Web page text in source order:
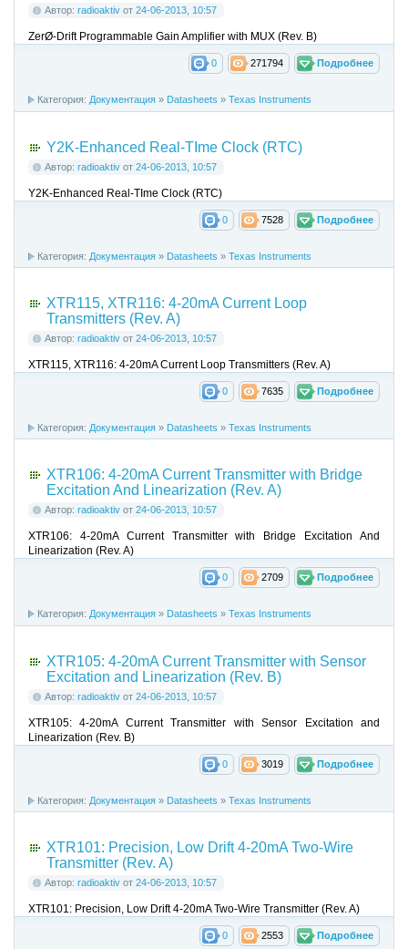
Автор: radioaktiv от 24-06-2013, 10:57
ZerØ-Drift Programmable Gain Amplifier with MUX (Rev. B)
Подробнее
271794
0
Категория: Документация » Datasheets » Texas Instruments
Y2K-Enhanced Real-TIme Clock (RTC)
Автор: radioaktiv от 24-06-2013, 10:57
Y2K-Enhanced Real-TIme Clock (RTC)
Подробнее
7528
0
Категория: Документация » Datasheets » Texas Instruments
XTR115, XTR116: 4-20mA Current Loop
Transmitters (Rev. A)
Автор: radioaktiv от 24-06-2013, 10:57
XTR115, XTR116: 4-20mA Current Loop Transmitters (Rev. A)
Подробнее
7635
0
Категория: Документация » Datasheets » Texas Instruments
XTR106: 4-20mA Current Transmitter with Bridge
Excitation And Linearization (Rev. A)
Автор: radioaktiv от 24-06-2013, 10:57
XTR106: 4-20mA Current Transmitter with Bridge Excitation And
Linearization (Rev. A)
Подробнее
2709
0
Категория: Документация » Datasheets » Texas Instruments
XTR105: 4-20mA Current Transmitter with Sensor
Excitation and Linearization (Rev. B)
Автор: radioaktiv от 24-06-2013, 10:57
XTR105: 4-20mA Current Transmitter with Sensor Excitation and
Linearization (Rev. B)
Подробнее
3019
0
Категория: Документация » Datasheets » Texas Instruments
XTR101: Precision, Low Drift 4-20mA Two-Wire
Transmitter (Rev. A)
Автор: radioaktiv от 24-06-2013, 10:57
XTR101: Precision, Low Drift 4-20mA Two-Wire Transmitter (Rev. A)
Подробнее
2553
0